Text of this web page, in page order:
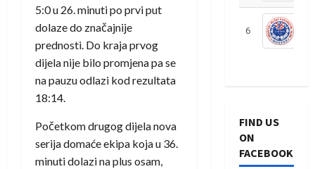
5:0 u 26. minuti po prvi put
dolaze do značajnije
prednosti. Do kraja prvog
dijela nije bilo promjena pa se
na pauzu odlazi kod rezultata
18:14.
Početkom drugog dijela nova
serija domaće ekipa koja u 36.
minuti dolazi na plus osam,
6
FIND US
ON
FACEBOOK